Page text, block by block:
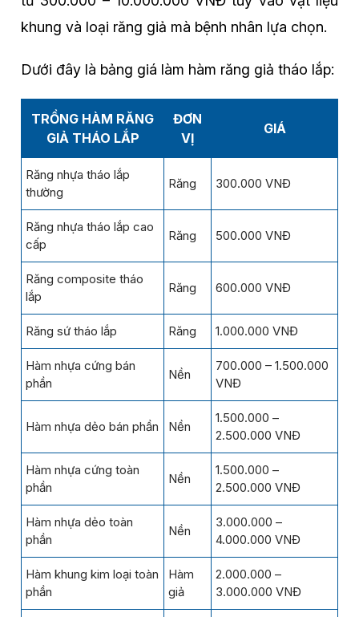
khung và loại răng giả mà bệnh nhân lựa chọn.
Dưới đây là bảng giá làm hàm răng giả tháo lắp:
TRỒNG HÀM RĂNG
GIẢ THÁO LẮP
ĐƠN
VỊ
GIÁ
Răng nhựa tháo lắp
thường
Răng 300.000 VNĐ
Răng nhựa tháo lắp cao
cấp
Răng 500.000 VNĐ
Răng composite tháo
lắp
Răng 600.000 VNĐ
Răng sứ tháo lắp Răng 1.000.000 VNĐ
Hàm nhựa cứng bán
phần
Nền
700.000 – 1.500.000
VNĐ
Hàm nhựa dẻo bán phần Nền
1.500.000 –
2.500.000 VNĐ
Hàm nhựa cứng toàn
phần
Nền
1.500.000 –
2.500.000 VNĐ
Hàm nhựa dẻo toàn
phần
Nền
3.000.000 –
4.000.000 VNĐ
Hàm khung kim loại toàn
phần
Hàm
giả
2.000.000 –
3.000.000 VNĐ